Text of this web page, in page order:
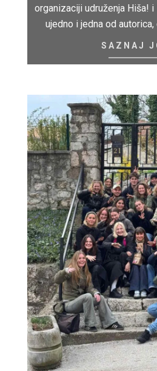
organizaciji udruženja Hiša! i
ujedno i jedna od
SAZNAJ